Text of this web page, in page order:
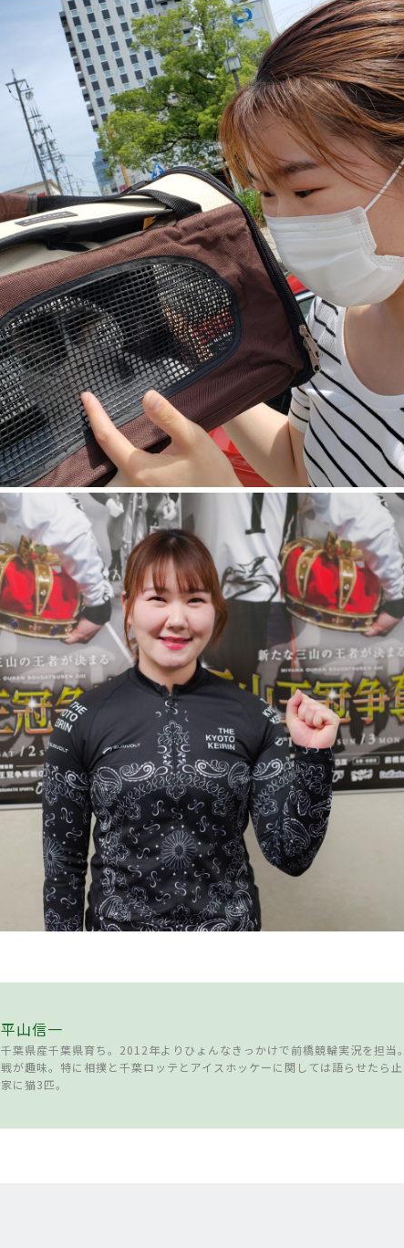
平山信一
千葉県産千葉県育ち。2012年よりひょんなきっかけで前橋競輪実況を担当
戦が趣味。特に相撲と千葉ロッテとアイスホッケーに関しては語らせたら止
家に猫3匹。